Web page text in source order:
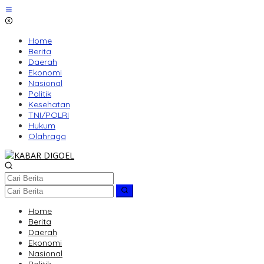
Lewati
ke
Home
Berita
Daerah
Ekonomi
Nasional
Politik
Kesehatan
TNI/POLRI
Hukum
Olahraga
Home
Berita
Daerah
Ekonomi
Nasional